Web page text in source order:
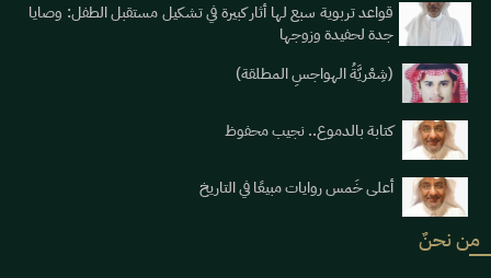
قواعد تربوية سبع لها أثار كبيرة في تشكيل مستقبل الطفل: وصايا
جدة لحفيدة وزوجها
(شِعْريَّةُ الهواجسِ المطلقة)
كتابة بالدموع.. نجيب محفوظ
أعلى خَمس روايات مبيعًا في التاريخ
من نحنٌ